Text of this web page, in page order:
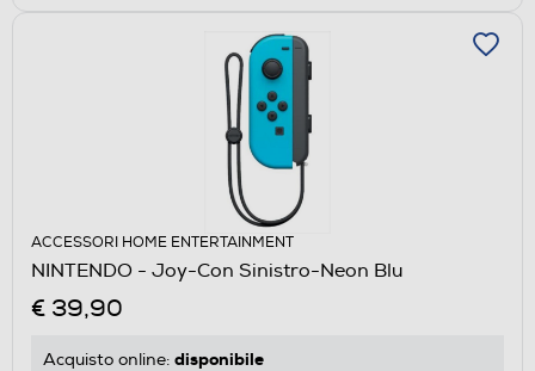
ACCESSORI HOME ENTERTAINMENT
NINTENDO - Joy-Con Sinistro-Neon Blu
€ 39,90
Acquisto online: disponibile